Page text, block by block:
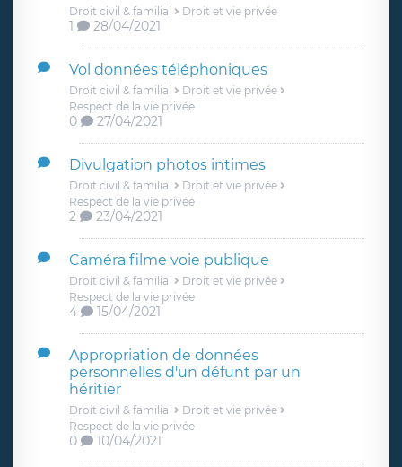
Droit civil & familial Droit et vie privée
1 28/04/2021
Vol données téléphoniques
Droit civil & familial
Droit et vie privée
Respect de la vie privée
0 27/04/2021
Divulgation photos intimes
Droit civil & familial
Droit et vie privée
Respect de la vie privée
2 23/04/2021
Caméra filme voie publique
Droit civil & familial
Droit et vie privée
Respect de la vie privée
4 15/04/2021
Appropriation de données
personnelles d'un défunt par un
héritier
Droit civil & familial
Droit et vie privée
Respect de la vie privée
0 10/04/2021